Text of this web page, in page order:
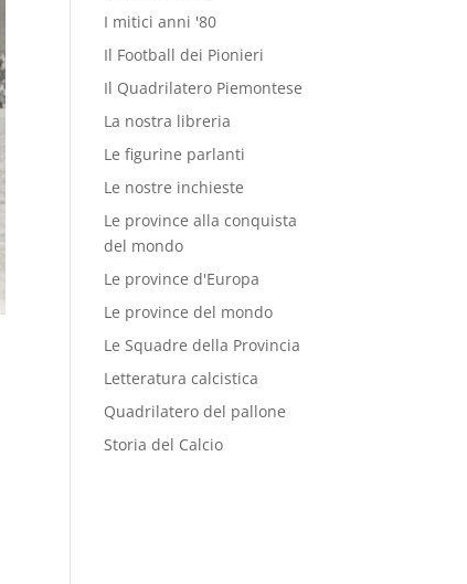
I mitici anni '80
Il Football dei Pionieri
Il Quadrilatero Piemontese
La nostra libreria
Le figurine parlanti
Le nostre inchieste
Le province alla conquista
del mondo
Le province d'Europa
Le province del mondo
Le Squadre della Provincia
Letteratura calcistica
Quadrilatero del pallone
Storia del Calcio